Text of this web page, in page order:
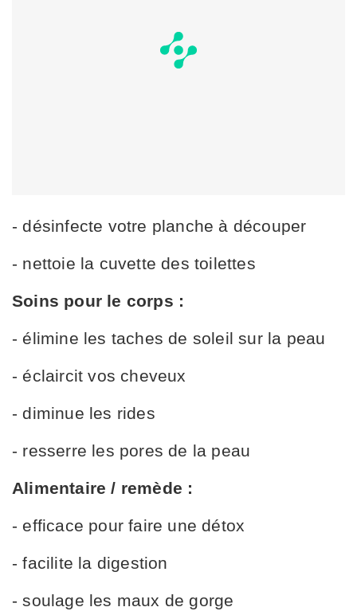
- désinfecte votre planche à découper
- nettoie la cuvette des toilettes
Soins pour le corps :
- élimine les taches de soleil sur la peau
- éclaircit vos cheveux
- diminue les rides
- resserre les pores de la peau
Alimentaire / remède :
- efficace pour faire une détox
- facilite la digestion
- soulage les maux de gorge